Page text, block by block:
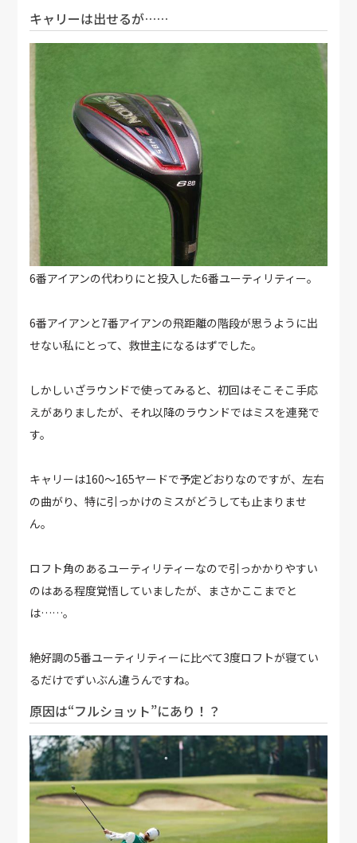
キャリーは出せるが……
6番アイアンの代わりにと投入した6番ユーティリティー。
6番アイアンと7番アイアンの飛距離の階段が思うように出
せない私にとって、救世主になるはずでした。
しかしいざラウンドで使ってみると、初回はそこそこ手応
えがありましたが、それ以降のラウンドではミスを連発で
す。
キャリーは160〜165ヤードで予定どおりなのですが、左右
の曲がり、特に引っかけのミスがどうしても止まりませ
ん。
ロフト角のあるユーティリティーなので引っかかりやすい
のはある程度覚悟していましたが、まさかここまでと
は……。
絶好調の5番ユーティリティーに比べて3度ロフトが寝てい
るだけでずいぶん違うんですね。
原因は“フルショット”にあり！？